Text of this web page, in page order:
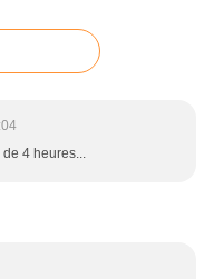
4 heures...